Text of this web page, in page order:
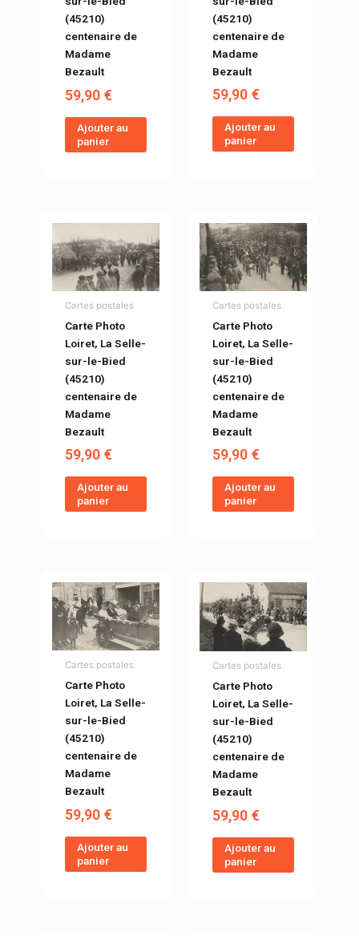
(45210)
centenaire de
Madame
Bezault
59,90€
Ajouter au
panier
(45210)
centenaire de
Madame
Bezault
59,90€
Ajouter au
panier
Cartes postales
Carte Photo
Loiret, La Selle-
sur-le-Bied
(45210)
centenaire de
Madame
Bezault
59,90€
Ajouter au
panier
Cartes postales
Carte Photo
Loiret, La Selle-
sur-le-Bied
(45210)
centenaire de
Madame
Bezault
59,90€
Ajouter au
panier
Cartes postales
Carte Photo
Loiret, La Selle-
sur-le-Bied
(45210)
centenaire de
Madame
Bezault
59,90€
Ajouter au
panier
Cartes postales
Carte Photo
Loiret, La Selle-
sur-le-Bied
(45210)
centenaire de
Madame
Bezault
59,90€
Ajouter au
panier